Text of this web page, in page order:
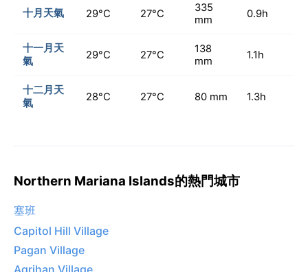
十月天氣 29°C 27°C
335
mm
0.9h
十一月天
氣
29°C 27°C
138
mm
1.1h
十二月天
氣
28°C 27°C 80 mm 1.3h
Northern Mariana Islands的熱門城市
塞班
Capitol Hill Village
Pagan Village